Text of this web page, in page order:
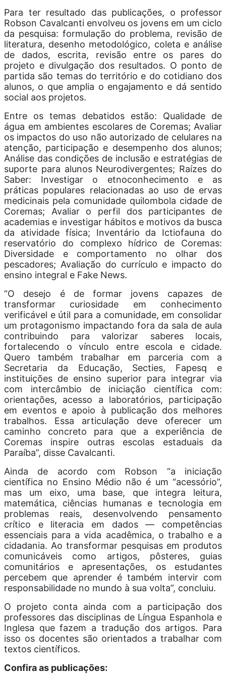
Para ter resultado das publicações, o professor
Robson Cavalcanti envolveu os jovens em um ciclo
da pesquisa: formulação do problema, revisão de
literatura, desenho metodológico, coleta e análise
de dados, escrita, revisão entre os pares do
projeto e divulgação dos resultados. O ponto de
partida são temas do território e do cotidiano dos
alunos, o que amplia o engajamento e dá sentido
social aos projetos.
Entre os temas debatidos estão: Qualidade de
água em ambientes escolares de Coremas; Avaliar
os impactos do uso não autorizado de celulares na
atenção, participação e desempenho dos alunos;
Análise das condições de inclusão e estratégias de
suporte para alunos Neurodivergentes; Raízes do
Saber: Investigar o etnoconhecimento e as
práticas populares relacionadas ao uso de ervas
medicinais pela comunidade quilombola cidade de
Coremas; Avaliar o perfil dos participantes de
academias e investigar hábitos e motivos da busca
da atividade física; Inventário da Ictiofauna do
reservatório do complexo hídrico de Coremas:
Diversidade e comportamento no olhar dos
pescadores; Avaliação do currículo e impacto do
ensino integral e Fake News.
“O desejo é de formar jovens capazes de
transformar curiosidade em conhecimento
verificável e útil para a comunidade, em consolidar
um protagonismo impactando fora da sala de aula
contribuindo para valorizar saberes locais,
fortalecendo o vínculo entre escola e cidade.
Quero também trabalhar em parceria com a
Secretaria da Educação, Secties, Fapesq e
instituições de ensino superior para integrar via
com intercâmbio de iniciação científica com:
orientações, acesso a laboratórios, participação
em eventos e apoio à publicação dos melhores
trabalhos. Essa articulação deve oferecer um
caminho concreto para que a experiência de
Coremas inspire outras escolas estaduais da
Paraíba”, disse Cavalcanti.
Ainda de acordo com Robson “a iniciação
científica no Ensino Médio não é um “acessório”,
mas um eixo, uma base, que integra leitura,
matemática, ciências humanas e tecnologia em
problemas reais, desenvolvendo pensamento
crítico e literacia em dados — competências
essenciais para a vida acadêmica, o trabalho e a
cidadania. Ao transformar pesquisas em produtos
comunicáveis como artigos, pôsteres, guias
comunitários e apresentações, os estudantes
percebem que aprender é também intervir com
responsabilidade no mundo à sua volta”, concluiu.
O projeto conta ainda com a participação dos
professores das disciplinas de Língua Espanhola e
Inglesa que fazem a tradução dos artigos. Para
isso os docentes são orientados a trabalhar com
textos científicos.
Confira as publicações: